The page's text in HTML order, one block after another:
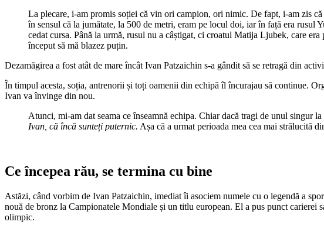
La plecare, i-am promis soției că vin ori campion, ori nimic. De fapt, i-am zis
în sensul că la jumătate, la 500 de metri, eram pe locul doi, iar în față era rusul
cedat cursa. Până la urmă, rusul nu a câștigat, ci croatul Matija Ljubek, care
început să mă blazez puțin.
Dezamăgirea a fost atât de mare încât Ivan Patzaichin s-a gândit să se retragă din
În timpul acesta, soția, antrenorii și toți oamenii din echipă îl încurajau să continue.
Ivan va învinge din nou.
Atunci, mi-am dat seama ce înseamnă echipa. Chiar dacă tragi de unul singur
Ivan, că încă sunteți puternic. Așa că a urmat perioada mea cea mai strălucită
Ce începea rău, se termina cu bine
Astăzi, când vorbim de Ivan Patzaichin, imediat îi asociem numele cu o legendă a
nouă de bronz la Campionatele Mondiale și un titlu european. El a pus punct
olimpic.